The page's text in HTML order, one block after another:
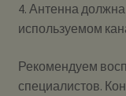
4. Антенна
используемом
Рекомендуем
специалистов.